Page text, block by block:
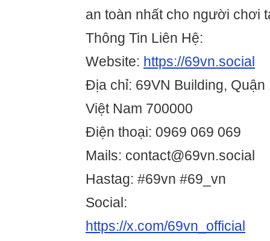
an toàn nhất cho người chơi
Thông Tin Liên Hệ:
Website: https://69vn.social
Địa chỉ: 69VN Building, Quận
Việt Nam 700000
Điện thoại: 0969 069 069
Mails: contact@69vn.social
Hastag: #69vn #69_vn
Social:
https://x.com/69vn_official